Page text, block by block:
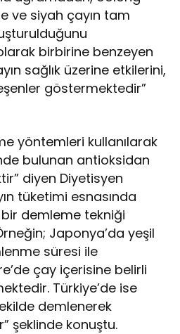
ve siyah çayın tam
birbirine benzeyen
sağlık üzerine etkilerini,
göstermektedir”
yöntemleri kullanılarak
bulunan antioksidan
diyen Diyetisyen
tüketimi esnasında
demleme tekniği
Japonya’da yeşil
süresi ile
çay içerisine belirli
Türkiye’de ise
demlenerek
şeklinde konuştu.